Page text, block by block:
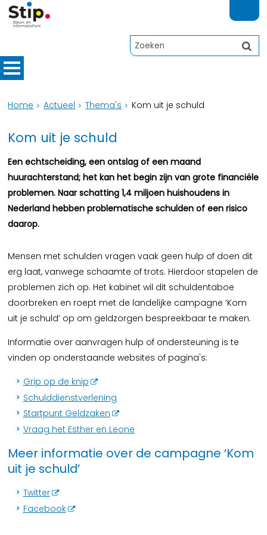
Home Actueel Thema's Kom uit je schuld
Kom uit je schuld
Een echtscheiding, een ontslag of een maand
huurachterstand; het kan het begin zijn van grote financiële
problemen. Naar schatting 1,4 miljoen huishoudens in
Nederland hebben problematische schulden of een risico
daarop.
Mensen met schulden vragen vaak geen hulp of doen dit
erg laat, vanwege schaamte of trots. Hierdoor stapelen de
problemen zich op. Het kabinet wil dit schuldentaboe
doorbreken en roept met de landelijke campagne ‘Kom
uit je schuld’ op om geldzorgen bespreekbaar te maken.
Informatie over aanvragen hulp of ondersteuning is te
vinden op onderstaande websites of pagina's:
Grip op de knip
Schulddienstverlening
Startpunt Geldzaken
Vraag het Esther en Leone
Meer informatie over de campagne ‘Kom
uit je schuld’
Twitter
Facebook